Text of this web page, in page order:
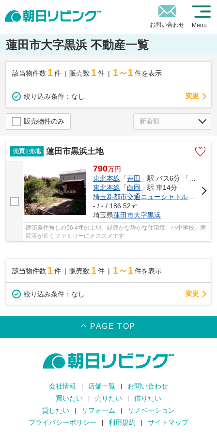
お問い合わせ Menu
蓮田市大字黒浜 不動産一覧
該当物件数 1件 販売数 1 件 1～1 件を表示
絞り込み条件： なし 変更
販売物件のみ
売買 | 売地 蓮田市黒浜土地
790万円
東北本線 「蓮田 」駅 バス6分 「学校前」 停歩7分
東北本線 「白岡 」駅 車14分
志久
- / - / 186.52㎡
埼玉県蓮田市大字黒浜
建築条件無しの56.4坪の土地。緑豊かな静かな住環境。小中学校、病
院等が近くファミリーにオススメです
該当物件数 1件 販売数 1 件 1～1 件を表示
絞り込み条件： なし 変更
PAGE TOP
会社情報 店舗一覧
お問い合わせ
買いたい
売りたい
借りたい
貸したい
リフォーム
リノベーション
プライバシーポリシー
利用規約 サイトマップ